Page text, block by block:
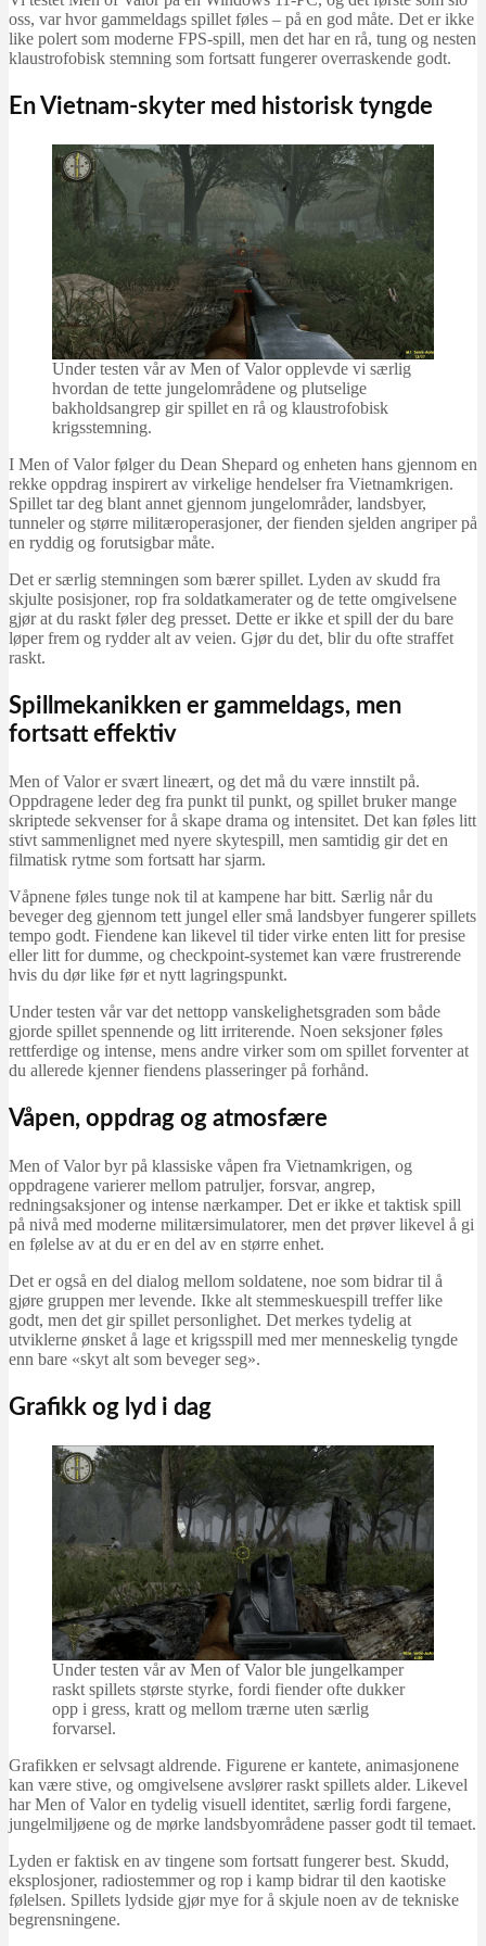
oss, var hvor gammeldags spillet føles – på en god måte. Det er ikke
like polert som moderne FPS-spill, men det har en rå, tung og nesten
klaustrofobisk stemning som fortsatt fungerer overraskende godt.
En Vietnam-skyter med historisk tyngde
Under testen vår av Men of Valor opplevde vi særlig
hvordan de tette jungelområdene og plutselige
bakholdsangrep gir spillet en rå og klaustrofobisk
krigsstemning.
I Men of Valor følger du Dean Shepard og enheten hans gjennom en
rekke oppdrag inspirert av virkelige hendelser fra Vietnamkrigen.
Spillet tar deg blant annet gjennom jungelområder, landsbyer,
tunneler og større militæroperasjoner, der fienden sjelden angriper på
en ryddig og forutsigbar måte.
Det er særlig stemningen som bærer spillet. Lyden av skudd fra
skjulte posisjoner, rop fra soldatkamerater og de tette omgivelsene
gjør at du raskt føler deg presset. Dette er ikke et spill der du bare
løper frem og rydder alt av veien. Gjør du det, blir du ofte straffet
raskt.
Spillmekanikken er gammeldags, men
fortsatt effektiv
Men of Valor er svært lineært, og det må du være innstilt på.
Oppdragene leder deg fra punkt til punkt, og spillet bruker mange
skriptede sekvenser for å skape drama og intensitet. Det kan føles litt
stivt sammenlignet med nyere skytespill, men samtidig gir det en
filmatisk rytme som fortsatt har sjarm.
Våpnene føles tunge nok til at kampene har bitt. Særlig når du
beveger deg gjennom tett jungel eller små landsbyer fungerer spillets
tempo godt. Fiendene kan likevel til tider virke enten litt for presise
eller litt for dumme, og checkpoint-systemet kan være frustrerende
hvis du dør like før et nytt lagringspunkt.
Under testen vår var det nettopp vanskelighetsgraden som både
gjorde spillet spennende og litt irriterende. Noen seksjoner føles
rettferdige og intense, mens andre virker som om spillet forventer at
du allerede kjenner fiendens plasseringer på forhånd.
Våpen, oppdrag og atmosfære
Men of Valor byr på klassiske våpen fra Vietnamkrigen, og
oppdragene varierer mellom patruljer, forsvar, angrep,
redningsaksjoner og intense nærkamper. Det er ikke et taktisk spill
på nivå med moderne militærsimulatorer, men det prøver likevel å gi
en følelse av at du er en del av en større enhet.
Det er også en del dialog mellom soldatene, noe som bidrar til å
gjøre gruppen mer levende. Ikke alt stemmeskuespill treffer like
godt, men det gir spillet personlighet. Det merkes tydelig at
utviklerne ønsket å lage et krigsspill med mer menneskelig tyngde
enn bare «skyt alt som beveger seg».
Grafikk og lyd i dag
Under testen vår av Men of Valor ble jungelkamper
raskt spillets største styrke, fordi fiender ofte dukker
opp i gress, kratt og mellom trærne uten særlig
forvarsel.
Grafikken er selvsagt aldrende. Figurene er kantete, animasjonene
kan være stive, og omgivelsene avslører raskt spillets alder. Likevel
har Men of Valor en tydelig visuell identitet, særlig fordi fargene,
jungelmiljøene og de mørke landsbyområdene passer godt til temaet.
Lyden er faktisk en av tingene som fortsatt fungerer best. Skudd,
eksplosjoner, radiostemmer og rop i kamp bidrar til den kaotiske
følelsen. Spillets lydside gjør mye for å skjule noen av de tekniske
begrensningene.